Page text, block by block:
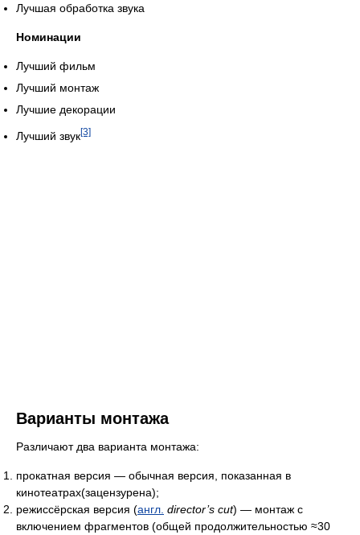
Лучшая обработка звука
Номинации
Лучший фильм
Лучший монтаж
Лучшие декорации
Лучший звук[3]
Варианты монтажа
Различают два варианта монтажа:
прокатная версия — обычная версия, показанная в
кинотеатрах(зацензурена);
режиссёрская версия (англ. director’s cut) — монтаж с
включением фрагментов (общей продолжительностью ≈30